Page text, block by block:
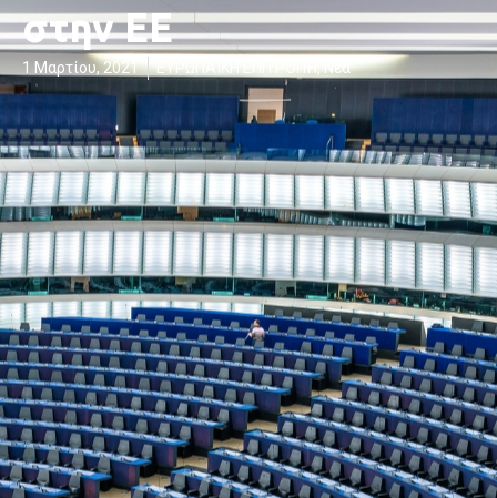
στην ΕΕ
1 Μαρτίου, 2021 ΕΥΡΩΠΑΪΚΗ ΕΠΙΤΡΟΠΉ,Νέα